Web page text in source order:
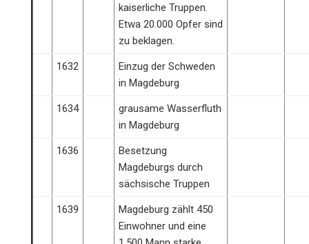
kaiserliche Truppen.
Etwa 20.000 Opfer sind
zu beklagen.
1632
Einzug der Schweden
in Magdeburg
1634
grausame Wasserfluth
in Magdeburg
1636
Besetzung
Magdeburgs durch
sächsische Truppen
1639
Magdeburg zählt 450
Einwohner und eine